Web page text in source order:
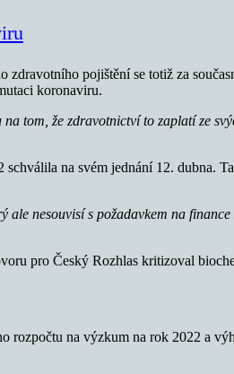
zdravotního pojištění se totiž za
koronaviru.
tom, že zdravotnictví to zaplatí ze
na svém jednání 12. dubna.
nesouvisí s požadavkem na
pro Český Rozhlas kritizoval
na výzkum na rok 2022 a